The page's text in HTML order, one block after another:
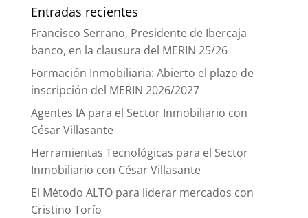
Entradas recientes
Francisco Serrano, Presidente de Ibercaja
banco, en la clausura del MERIN 25/26
Formación Inmobiliaria: Abierto el plazo de
inscripción del MERIN 2026/2027
Agentes IA para el Sector Inmobiliario con
César Villasante
Herramientas Tecnológicas para el Sector
Inmobiliario con César Villasante
El Método ALTO para liderar mercados con
Cristino Torío